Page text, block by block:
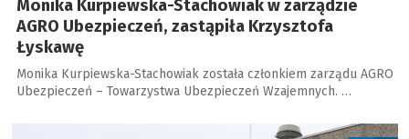
Monika Kurpiewska-Stachowiak w zarządzie
AGRO Ubezpieczeń, zastąpiła Krzysztofa
Łyskawę
Monika Kurpiewska-Stachowiak została członkiem zarządu AGRO
Ubezpieczeń – Towarzystwa Ubezpieczeń Wzajemnych. …